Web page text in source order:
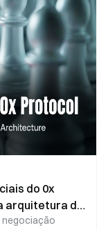
do 0x
arquitetura de